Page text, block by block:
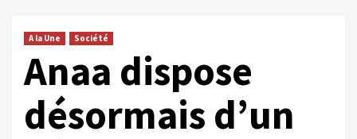
A la Une Société
Anaa dispose
désormais d’un